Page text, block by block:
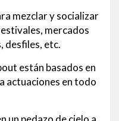
mezclar y socializar
mercados
desfiles, etc.
están basados en
actuaciones en todo